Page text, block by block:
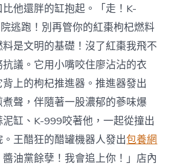
他還胖的缸抱起。「走！K-
逃跑！別再管你的紅棗枸杞燃料
是文明的基礎！沒了紅棗我飛不
議。它用小嘴咬住廖沾沾的衣
上的枸杞推進器。推進器發出
煮聲，伴隨著一股濃郁的蔘味爆
缸、K-999咬著他，一起從撞出
王醋狂的醋罐機器人發出包養網
油黨餘孽！我會追上你！」店內